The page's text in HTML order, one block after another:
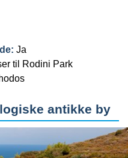
Ja
til Rodini Park
antikke by